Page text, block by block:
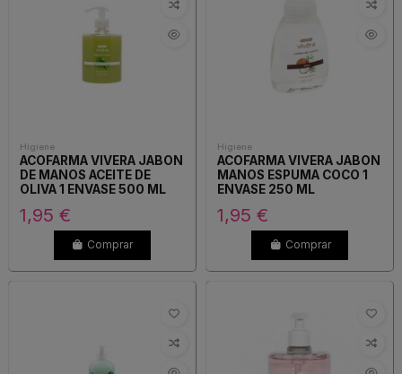
Higiene
ACOFARMA VIVERA JABON
DE MANOS ACEITE DE
OLIVA 1 ENVASE 500 ML
1,95 €
Comprar
Higiene
ACOFARMA VIVERA JABON
MANOS ESPUMA COCO 1
ENVASE 250 ML
1,95 €
Comprar